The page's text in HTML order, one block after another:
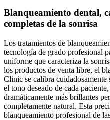
Blanqueamiento dental,
completas de la sonrisa
Los tratamientos de
tecnología de grado profesional
uniforme que caracteriza la
los productos de venta libre, el
Clinic se calibra
el tono deseado de cada
dramáticamente más brillantes
completamente natural. Esta
blanqueamiento profesional de